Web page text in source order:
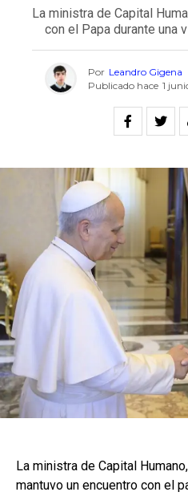
La ministra de Capital
con el Papa durante una
Por Leandro Gigena
Publicado hace 1
La ministra de Capital Humano,
mantuvo un encuentro con el